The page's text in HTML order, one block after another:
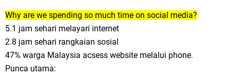
Why are we spending so much time on social media?
5.1 jam sehari melayari internet
2.8 jam sehari rangkaian sosial
47% warga Malaysia acsess website melalui phone.
Punca utama: